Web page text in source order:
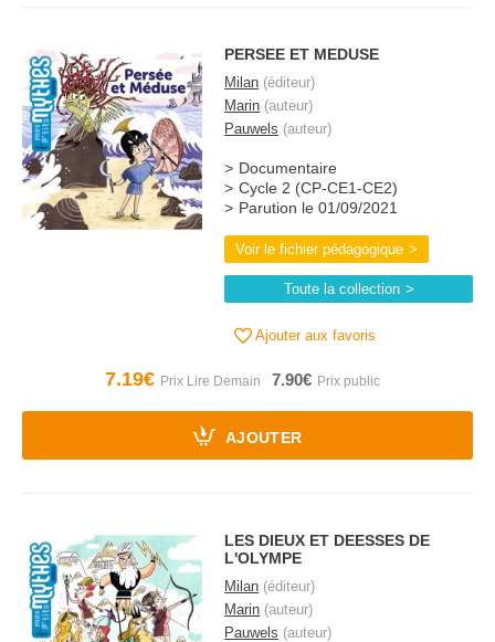
PERSEE ET MEDUSE
Milan (éditeur)
Marin (auteur)
Pauwels (auteur)
Documentaire
Cycle 2 (CP-CE1-CE2)
Parution le 01/09/2021
Voir le fichier pédagogique
Toute la collection
Ajouter aux favoris
7.19€ 7.90€
AJOUTER
LES DIEUX ET DEESSES DE
L'OLYMPE
Milan (éditeur)
Marin (auteur)
Pauwels (auteur)